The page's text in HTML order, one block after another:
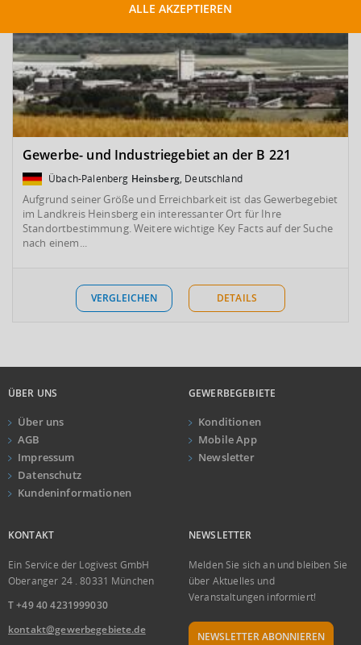
Gewerbe- und Industriegebiet an der B 221
Übach-Palenberg Heinsberg, Deutschland
Aufgrund seiner Größe und Erreichbarkeit ist das Gewerbegebiet
im Landkreis Heinsberg ein interessanter Ort für Ihre
Standortbestimmung. Weitere wichtige Key Facts auf der Suche
nach einem...
VERGLEICHEN DETAILS
ÜBER UNS
Über uns
AGB
Impressum
Datenschutz
Kundeninformationen
GEWERBEGEBIETE
Konditionen
Mobile App
Newsletter
KONTAKT
Ein Service der Logivest GmbH
Oberanger 24 . 80331 München
T +49 40 4231999030
kontakt@gewerbegebiete.de
NEWSLETTER
Melden Sie sich an und bleiben Sie
über Aktuelles und
Veranstaltungen informiert!
NEWSLETTER ABONNIEREN
ALLE AKZEPTIEREN